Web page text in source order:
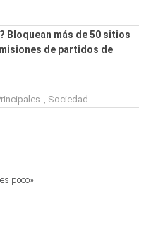
Bloquean más de 50 sitios
de partidos de
Sociedad
poco»